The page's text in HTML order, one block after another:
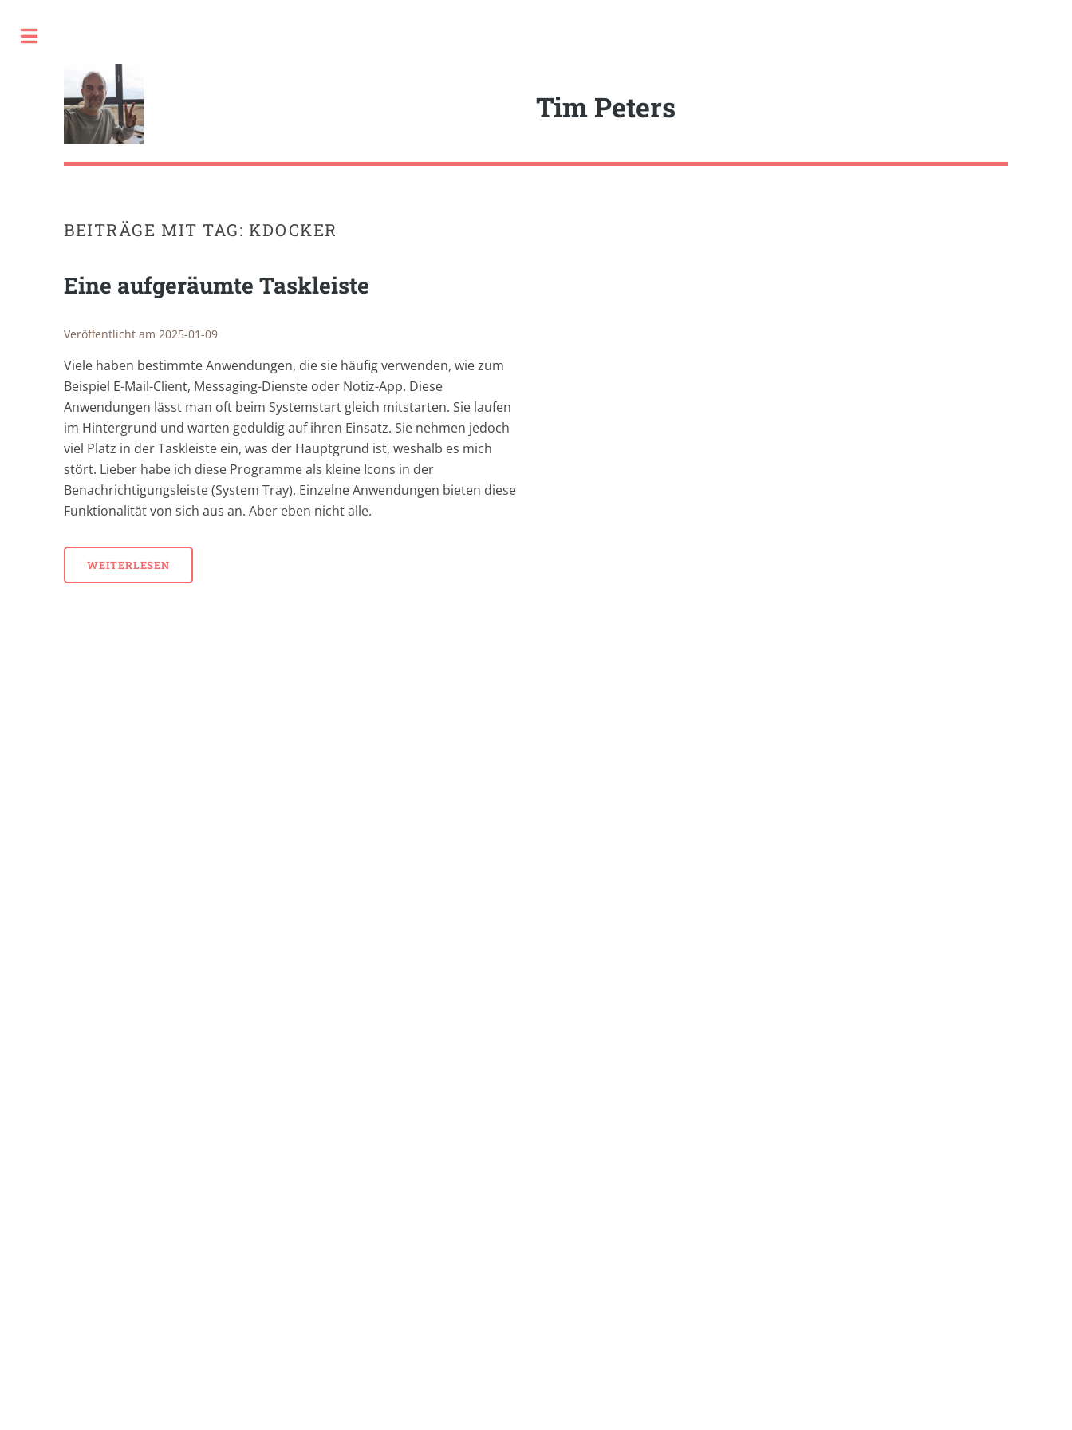
Tim Peters
BEITRÄGE MIT TAG: KDOCKER
Eine aufgeräumte Taskleiste
Veröffentlicht am 2025-01-09
Viele haben bestimmte Anwendungen, die sie häufig verwenden, wie zum
Beispiel E-Mail-Client, Messaging-Dienste oder Notiz-App. Diese
Anwendungen lässt man oft beim Systemstart gleich mitstarten. Sie laufen
im Hintergrund und warten geduldig auf ihren Einsatz. Sie nehmen jedoch
viel Platz in der Taskleiste ein, was der Hauptgrund ist, weshalb es mich
stört. Lieber habe ich diese Programme als kleine Icons in der
Benachrichtigungsleiste (System Tray). Einzelne Anwendungen bieten diese
Funktionalität von sich aus an. Aber eben nicht alle.
WEITERLESEN